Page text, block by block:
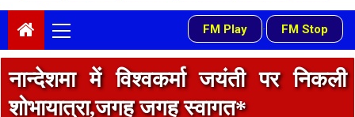
Menu
FM Play - FM Stop
नान्देशमा में विश्वकर्मा जयंती पर निकली
शोभायात्रा,जगह जगह स्वागत*